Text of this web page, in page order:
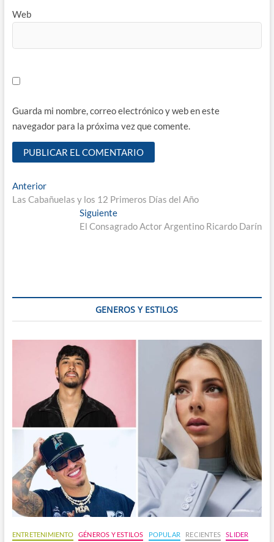
Web
Guarda mi nombre, correo electrónico y web en este
navegador para la próxima vez que comente.
Navegación
de
AnteriorEntrada
anterior:
Las Cabañuelas y los 12 Primeros Días del Año
SiguienteEntrada
siguiente:
El Consagrado Actor Argentino Ricardo Darín
GENEROS Y ESTILOS
ENTRETENIMIENTO GÉNEROS Y ESTILOS POPULAR RECIENTES SLIDER